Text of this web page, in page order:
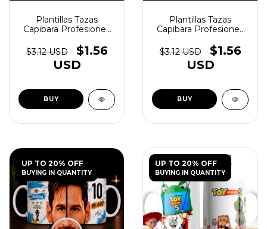
Plantillas Tazas
Capibara Profesiones
(copia) - (copia) -
(copia) - (copia) -
(copia) - (copia) -
(copia) - (copia) -
(copia) - (copia) -
(copia) - (copia) -
$3.12 USD
$1.56
USD
Plantillas Tazas
Capibara Profesiones
(copia) - (copia) -
(copia) - (copia) -
(copia) - (copia) -
(copia) - (copia) -
(copia) - (copia) -
(copia) - (copia) -
(copia)
$3.12 USD
$1.56
USD
UP TO 20% OFF
BUYING IN QUANTITY
UP TO 20% OFF
BUYING IN QUANTITY